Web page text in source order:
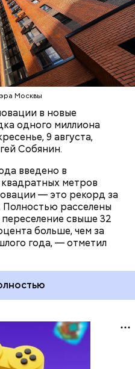
Москвы
в новые
одного миллиона
9 августа,
Собянин.
введено в
метров
— это рекорд за
Полностью расселены
свыше 32
больше, чем за
года, — отметил
5176 зданий.
с общей
метров.
около 290 тысяч
что к концу года это